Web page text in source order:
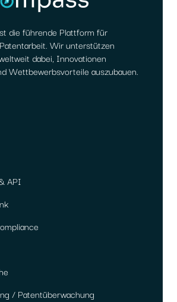
die führende Plattform für
Wir unterstützen
dabei, Innovationen
Wettbewerbsvorteile auszubauen.
API
/ Patentüberwachung